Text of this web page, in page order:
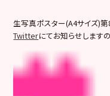
生写真ポスター(A4サイズ)
Twitterにてお知らせしま